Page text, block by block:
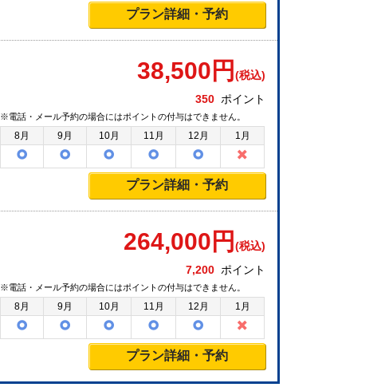
プラン詳細・予約
38,500 円 (税込)
350 ポイント
※電話・メール予約の場合にはポイントの付与はできません。
8月 9月 10月 11月 12月 1月
プラン詳細・予約
264,000 円 (税込)
7,200 ポイント
※電話・メール予約の場合にはポイントの付与はできません。
8月 9月 10月 11月 12月 1月
プラン詳細・予約